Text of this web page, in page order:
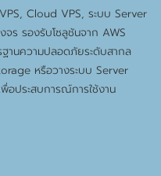
Cloud VPS, ระบบ Server
ร รองรับโซลูชันจาก AWS
านความปลอดภัยระดับสากล
หรือวางระบบ Server
อประสบการณ์การใช้งาน